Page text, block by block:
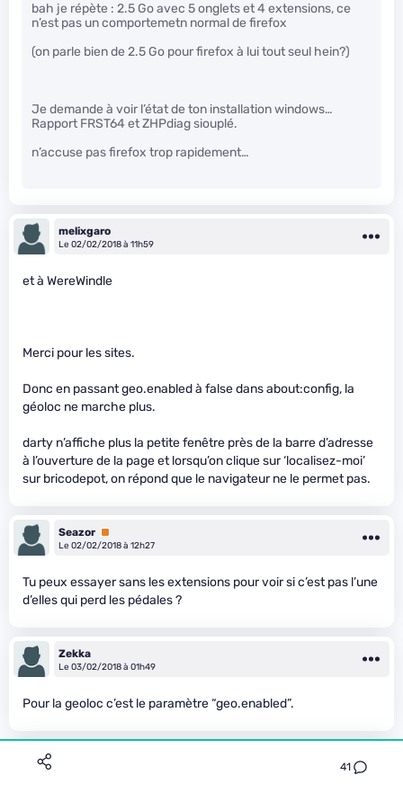
41
bah je répète : 2.5 Go avec 5 onglets et 4 extensions, ce
n’est pas un comportemetn normal de firefox
(on parle bien de 2.5 Go pour firefox à lui tout seul hein?)
Je demande à voir l’état de ton installation windows…
Rapport FRST64 et ZHPdiag siouplé.
n’accuse pas firefox trop rapidement…
melixgaro
Le 02/02/2018 à 11h59
et à WereWindle
Merci pour les sites.
Donc en passant geo.enabled à false dans about:config, la
géoloc ne marche plus.
darty n’affiche plus la petite fenêtre près de la barre d’adresse
à l’ouverture de la page et lorsqu’on clique sur ‘localisez-moi’
sur bricodepot, on répond que le navigateur ne le permet pas.
Seazor Premium
Le 02/02/2018 à 12h27
Tu peux essayer sans les extensions pour voir si c’est pas l’une
d’elles qui perd les pédales ?
Zekka
Le 03/02/2018 à 01h49
Pour la geoloc c’est le paramètre “geo.enabled”.